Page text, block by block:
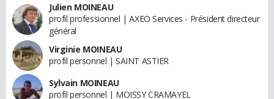
Julien MOINEAU
profil professionnel | AXEO Services - Président directeur
général
Virginie MOINEAU
profil personnel | SAINT ASTIER
Sylvain MOINEAU
profil personnel | MOISSY CRAMAYEL